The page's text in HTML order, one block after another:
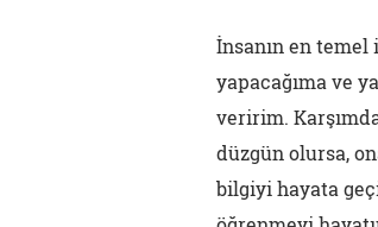
İnsanın en temel
yapacağıma ve
veririm.
düzgün olursa,
bilgiyi hayata